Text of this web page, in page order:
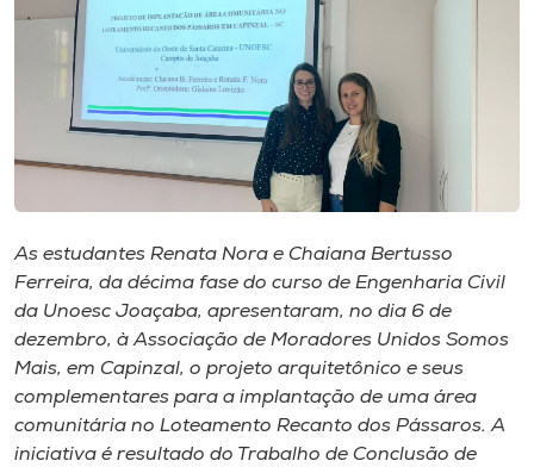
Cultura
Biblioteca
Editora
Rádio
Museu
Unoesc
As estudantes Renata Nora e Chaiana Bertusso
Ferreira, da décima fase do curso de Engenharia Civil
da Unoesc Joaçaba, apresentaram, no dia 6 de
dezembro, à Associação de Moradores Unidos Somos
Mais, em Capinzal, o projeto arquitetônico e seus
complementares para a implantação de uma área
comunitária no Loteamento Recanto dos Pássaros. A
iniciativa é resultado do Trabalho de Conclusão de